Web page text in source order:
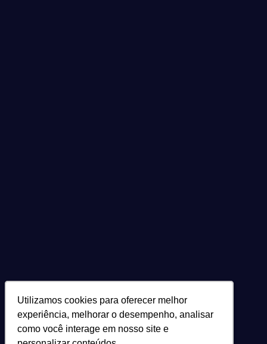
Utilizamos cookies para oferecer melhor
experiência, melhorar o desempenho, analisar
como você interage em nosso site e
Utilizamos cookies para oferecer melhor
experiência, melhorar o desempenho, analisar
como você interage em nosso site e